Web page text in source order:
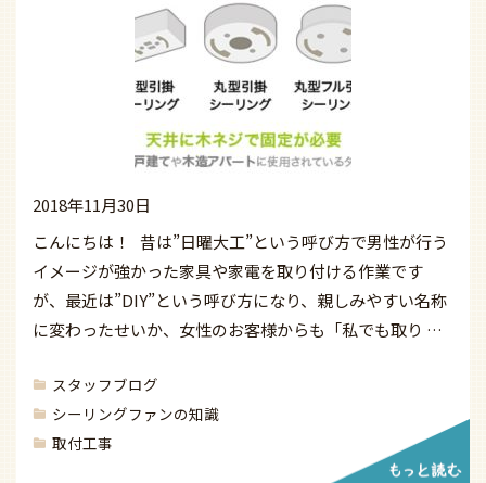
2018年11月30日
こんにちは！ 昔は”日曜大工”という呼び方で男性が行う
イメージが強かった家具や家電を取り付ける作業です
が、最近は”DIY”という呼び方になり、親しみやすい名称
に変わったせいか、女性のお客様からも「私でも取り …
スタッフブログ
シーリングファンの知識
取付工事